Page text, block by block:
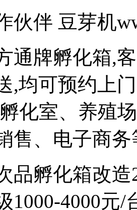
伙伴 豆芽机
通牌孵化箱,
,均可预约上
化室、养殖
售、电子商务
品孵化箱改
1000-4000元